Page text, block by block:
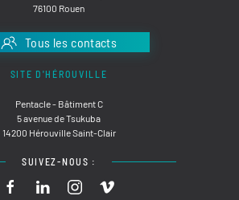
76100 Rouen
Tous les contacts
SITE D'HÉROUVILLE
Pentacle - Bâtiment C
5 avenue de Tsukuba
14200 Hérouville Saint-Clair
SUIVEZ-NOUS :